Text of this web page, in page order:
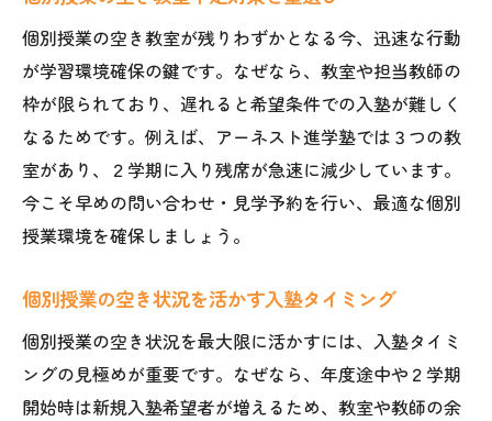
個別授業の空き教室が残りわずかとなる今、迅速な行動
が学習環境確保の鍵です。なぜなら、教室や担当教師の
枠が限られており、遅れると希望条件での入塾が難しく
なるためです。例えば、アーネスト進学塾では３つの教
室があり、２学期に入り残席が急速に減少しています。
今こそ早めの問い合わせ・見学予約を行い、最適な個別
授業環境を確保しましょう。
個別授業の空き状況を活かす入塾タイミング
個別授業の空き状況を最大限に活かすには、入塾タイミ
ングの見極めが重要です。なぜなら、年度途中や２学期
開始時は新規入塾希望者が増えるため、教室や教師の余